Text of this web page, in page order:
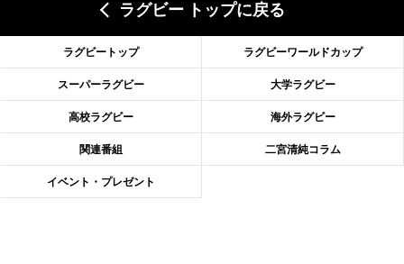
2026年6月18日(木)更新
滑川剛人レフリー、早過ぎる引退「27年W杯の主審、遠のいた夢」
2026年6月11日(木)更新
神戸、リーグワン初優勝の道のりデイブ・レニーHCの功績と財産
2026年6月4日(木)更新
“泣き虫先生”こと山口良治氏死去「信は力なり」骨太の教育方針
ラグビー トップに戻る
ラグビートップ ラグビーワールドカップ
スーパーラグビー 大学ラグビー
高校ラグビー 海外ラグビー
関連番組 二宮清純コラム
イベント・プレゼント